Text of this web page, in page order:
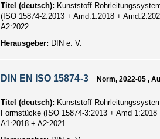
Titel (deutsch): Kunststoff-
(ISO 15874-2:2013 + Amd.1:2018 +
A2:2022
Herausgeber: DIN e. V.
DIN EN ISO 15874-3 Norm, 2022-05 ,
Titel (deutsch): Kunststoff-
Formstücke (ISO 15874-3:2013 + Amd
A1:2018 + A2:2021